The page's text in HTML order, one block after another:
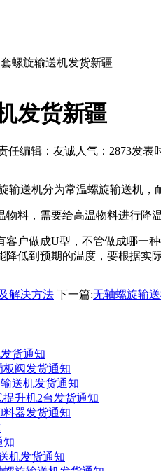
螺旋输送机发货新疆
发货新疆
任编辑：友诚 人气： 2873发表
输送机分为常温螺旋输送机，
料，需要给高温物料进行降
客户做成U型，不管做成哪一
低到预期的温度，要根据实
解决方法 下一篇:无轴螺旋输
货通知
板阀发货通知
送机发货通知
升机2台发货通知
料器发货通知
知
机发货通知